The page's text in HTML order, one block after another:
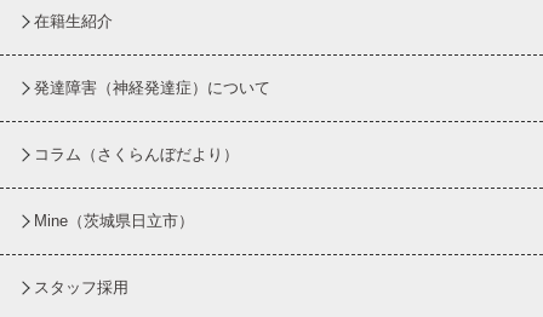
在籍生紹介
発達障害（神経発達症）について
コラム （さくらんぼだより）
Mine（茨城県日立市）
スタッフ採用